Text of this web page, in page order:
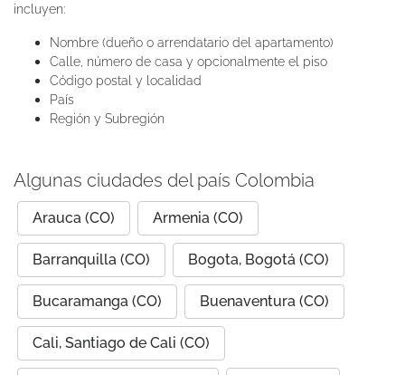
incluyen:
Nombre (dueño o arrendatario del apartamento)
Calle, número de casa y opcionalmente el piso
Código postal y localidad
País
Región y Subregión
Algunas ciudades del país Colombia
Arauca (CO) Armenia (CO)
Barranquilla (CO) Bogota, Bogotá (CO)
Bucaramanga (CO) Buenaventura (CO)
Cali, Santiago de Cali (CO)